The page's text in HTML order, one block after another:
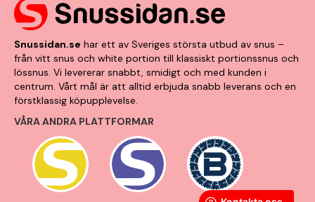
Snussidan.se har ett av Sveriges största utbud av snus –
från vitt snus och white portion till klassiskt portionssnus och
lössnus. Vi levererar snabbt, smidigt och med kunden i
centrum. Vårt mål är att alltid erbjuda snabb leverans och en
förstklassig köpupplevelse.
VÅRA ANDRA PLATTFORMAR